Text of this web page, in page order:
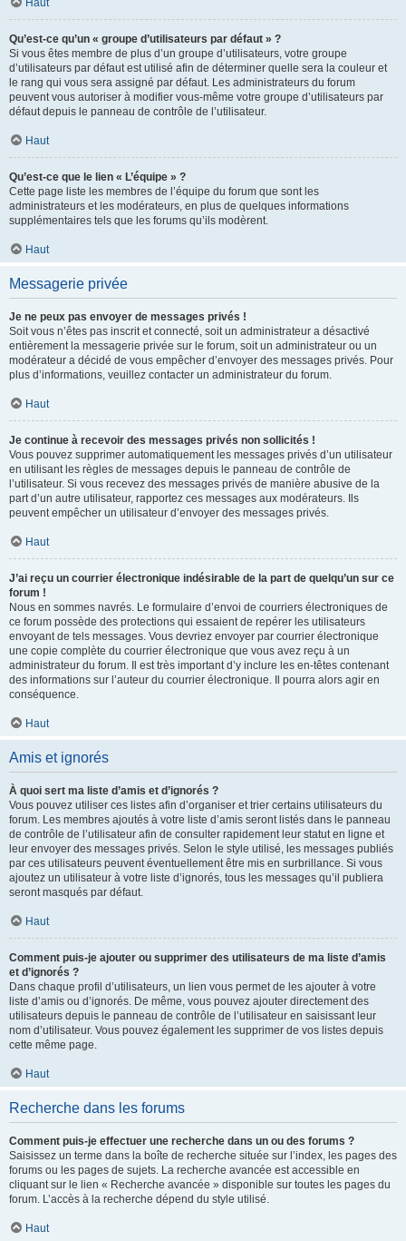
Haut
Qu’est-ce qu’un « groupe d’utilisateurs par défaut » ?
Si vous êtes membre de plus d’un groupe d’utilisateurs, votre groupe
d’utilisateurs par défaut est utilisé afin de déterminer quelle sera la couleur et
le rang qui vous sera assigné par défaut. Les administrateurs du forum
peuvent vous autoriser à modifier vous-même votre groupe d’utilisateurs par
défaut depuis le panneau de contrôle de l’utilisateur.
Haut
Qu’est-ce que le lien « L’équipe » ?
Cette page liste les membres de l’équipe du forum que sont les
administrateurs et les modérateurs, en plus de quelques informations
supplémentaires tels que les forums qu’ils modèrent.
Haut
Messagerie privée
Je ne peux pas envoyer de messages privés !
Soit vous n’êtes pas inscrit et connecté, soit un administrateur a désactivé
entièrement la messagerie privée sur le forum, soit un administrateur ou un
modérateur a décidé de vous empêcher d’envoyer des messages privés. Pour
plus d’informations, veuillez contacter un administrateur du forum.
Haut
Je continue à recevoir des messages privés non sollicités !
Vous pouvez supprimer automatiquement les messages privés d’un utilisateur
en utilisant les règles de messages depuis le panneau de contrôle de
l’utilisateur. Si vous recevez des messages privés de manière abusive de la
part d’un autre utilisateur, rapportez ces messages aux modérateurs. Ils
peuvent empêcher un utilisateur d’envoyer des messages privés.
Haut
J’ai reçu un courrier électronique indésirable de la part de quelqu’un sur ce
forum !
Nous en sommes navrés. Le formulaire d’envoi de courriers électroniques de
ce forum possède des protections qui essaient de repérer les utilisateurs
envoyant de tels messages. Vous devriez envoyer par courrier électronique
une copie complète du courrier électronique que vous avez reçu à un
administrateur du forum. Il est très important d’y inclure les en-têtes contenant
des informations sur l’auteur du courrier électronique. Il pourra alors agir en
conséquence.
Haut
Amis et ignorés
À quoi sert ma liste d’amis et d’ignorés ?
Vous pouvez utiliser ces listes afin d’organiser et trier certains utilisateurs du
forum. Les membres ajoutés à votre liste d’amis seront listés dans le panneau
de contrôle de l’utilisateur afin de consulter rapidement leur statut en ligne et
leur envoyer des messages privés. Selon le style utilisé, les messages publiés
par ces utilisateurs peuvent éventuellement être mis en surbrillance. Si vous
ajoutez un utilisateur à votre liste d’ignorés, tous les messages qu’il publiera
seront masqués par défaut.
Haut
Comment puis-je ajouter ou supprimer des utilisateurs de ma liste d’amis
et d’ignorés ?
Dans chaque profil d’utilisateurs, un lien vous permet de les ajouter à votre
liste d’amis ou d’ignorés. De même, vous pouvez ajouter directement des
utilisateurs depuis le panneau de contrôle de l’utilisateur en saisissant leur
nom d’utilisateur. Vous pouvez également les supprimer de vos listes depuis
cette même page.
Haut
Recherche dans les forums
Comment puis-je effectuer une recherche dans un ou des forums ?
Saisissez un terme dans la boîte de recherche située sur l’index, les pages des
forums ou les pages de sujets. La recherche avancée est accessible en
cliquant sur le lien « Recherche avancée » disponible sur toutes les pages du
forum. L’accès à la recherche dépend du style utilisé.
Haut